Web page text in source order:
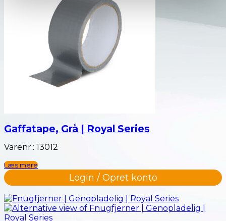
Gaffatape, Grå | Royal Series
Varenr.: 13012
Læs mere
Login / Opret konto